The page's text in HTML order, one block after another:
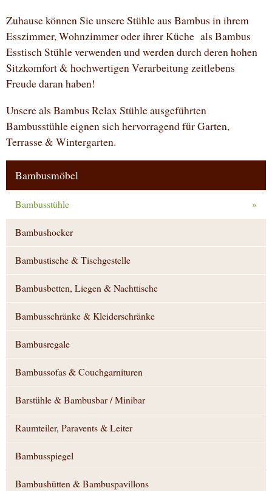
Zuhause können Sie unsere Stühle aus Bambus in ihrem
Esszimmer, Wohnzimmer oder ihrer Küche als Bambus
Esstisch Stühle verwenden und werden durch deren hohen
Sitzkomfort & hochwertigen Verarbeitung zeitlebens
Freude daran haben!
Unsere als Bambus Relax Stühle ausgeführten
Bambusstühle eignen sich hervorragend für Garten,
Terrasse & Wintergarten.
Bambusmöbel
Bambusstühle »
Bambushocker
Bambustische & Tischgestelle
Bambusbetten, Liegen & Nachttische
Bambusschränke & Kleiderschränke
Bambusregale
Bambussofas & Couchgarnituren
Barstühle & Bambusbar / Minibar
Raumteiler, Paravents & Leiter
Bambusspiegel
Bambushütten & Bambuspavillons